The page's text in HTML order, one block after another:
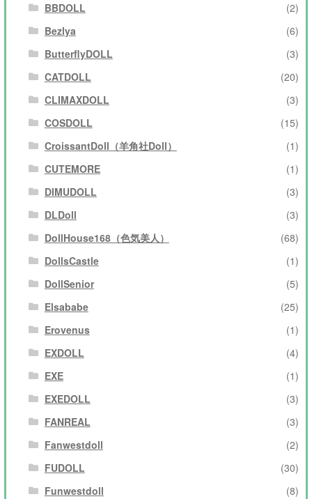
BBDOLL
(2)
Bezlya
(6)
ButterflyDOLL
(3)
CATDOLL
(20)
CLIMAXDOLL
(3)
COSDOLL
(15)
CroissantDoll（羊角社Doll）
(1)
CUTEMORE
(1)
DIMUDOLL
(3)
DLDoll
(3)
DollHouse168（色気美人）
(68)
DollsCastle
(1)
DollSenior
(5)
Elsababe
(25)
Erovenus
(1)
EXDOLL
(4)
EXE
(1)
EXEDOLL
(3)
FANREAL
(3)
Fanwestdoll
(2)
FUDOLL
(30)
Funwestdoll
(8)